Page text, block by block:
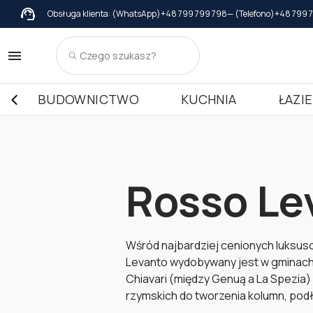
Obsługa klienta: (WhatsApp)+48 799 799 798— (Telefono)+48 799
BUDOWNICTWO KUCHNIA
Rosso
Wśród najbardziej cenionych
Levanto wydobywany jest w
Chiavari (między Genuą a La
rzymskich do tworzenia kolumn,
Daszki
Daszki z Marmuru
Daszki z Granitu
Daszki z Lastryko Włoskie
Parapety z
Parapety z
Parapety z
Blaty
Blaty
Blaty
Kleje